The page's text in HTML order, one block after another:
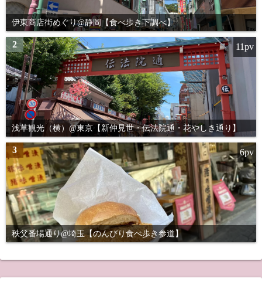
伊東商店街めぐり@静岡【食べ歩き下調べ】
2
浅草観光（横）@東京【新仲見世・伝法院通・花やしき通り】
11pv
3
秩父番場通り@埼玉【のんびり食べ歩き参道】
6pv